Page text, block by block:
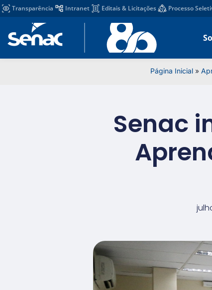
Transparência Intranet Editais & Licitações Processo
Página Inicial»
Senac